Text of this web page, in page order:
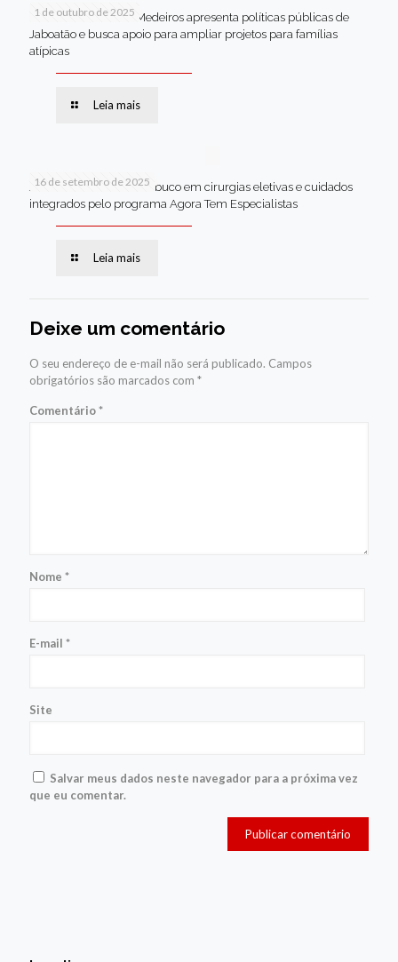
1 de outubro de 2025
Em Brasília, Andréa Medeiros apresenta políticas públicas de
Jaboatão e busca apoio para ampliar projetos para famílias
atípicas
Leia mais
16 de setembro de 2025
Jaboatão lidera Pernambuco em cirurgias eletivas e cuidados
integrados pelo programa Agora Tem Especialistas
Leia mais
Deixe um comentário
O seu endereço de e-mail não será publicado. Campos
obrigatórios são marcados com *
Comentário*
Nome *
E-mail *
Site
Salvar meus dados neste navegador para a próxima vez
que eu comentar.